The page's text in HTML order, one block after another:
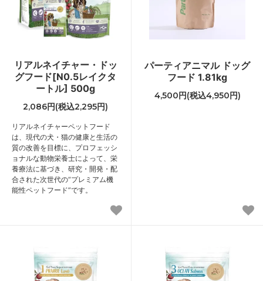
リアルネイチャー・ドッ
グフード[N0.5レイクタ
ートル] 500g
2,086円(税込2,295円)
リアルネイチャーペットフード
は、現代の犬・猫の健康と生活の
質の改善を目標に、プロフェッシ
ョナルな動物栄養士によって、栄
養療法に基づき、研究・開発・配
合された次世代の“プレミアム機
能性ペットフード”です。
パーティアニマル ドッグ
フード 1.81kg
4,500円(税込4,950円)